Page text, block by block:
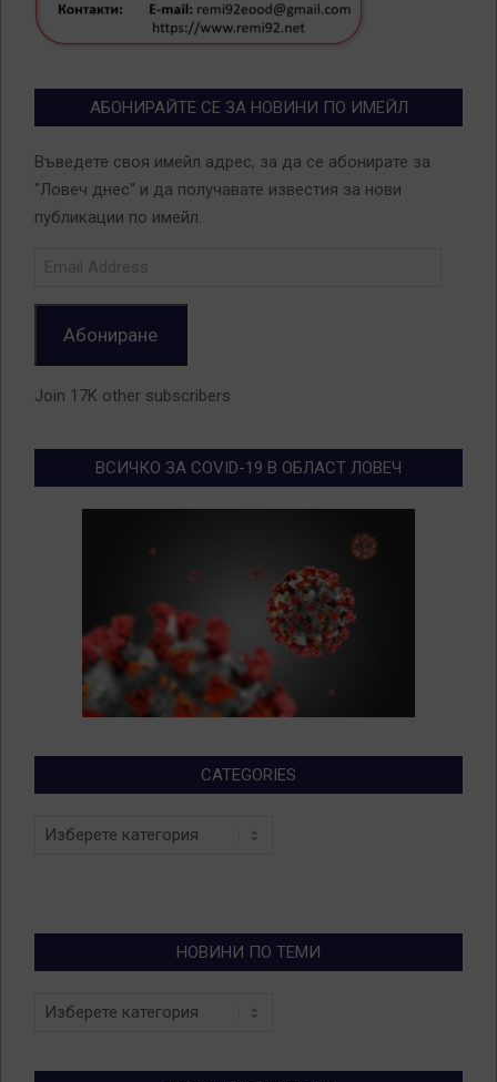
АБОНИРАЙТЕ СЕ ЗА НОВИНИ ПО ИМЕЙЛ
Въведете своя имейл адрес, за да се абонирате за
"Ловеч днес" и да получавате известия за нови
публикации по имейл.
Абониране
Join 17K other subscribers
ВСИЧКО ЗА COVID-19 В ОБЛАСТ ЛОВЕЧ
CATEGORIES
Categories
НОВИНИ ПО ТЕМИ
Новини